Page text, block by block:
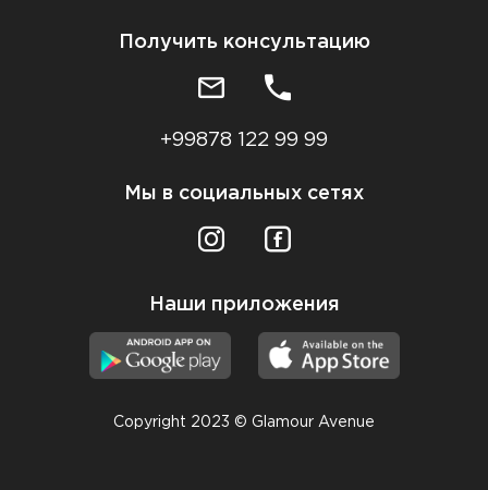
Получить консультацию
+99878 122 99 99
Мы в социальных сетях
Наши приложения
Copyright 2023 © Glamour Avenue